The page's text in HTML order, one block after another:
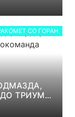
СО ГОРАН
ТРИУМФ